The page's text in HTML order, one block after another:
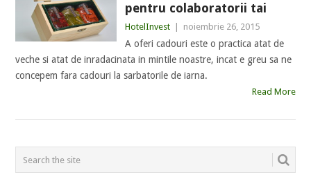
pentru colaboratorii tai
HotelInvest noiembrie 26, 2015
A oferi cadouri este o practica atat de
veche si atat de inradacinata in mintile noastre, incat e greu sa ne
concepem fara cadouri la sarbatorile de iarna.
Read More
POSTS
NAVIGATION